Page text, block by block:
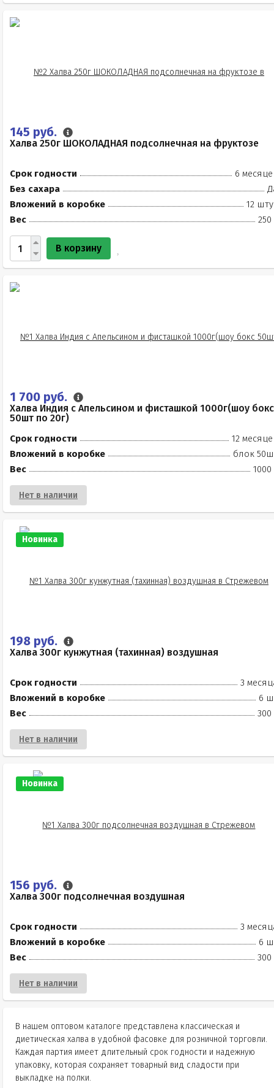
145 руб.
Халва 250г ШОКОЛАДНАЯ подсолнечная на фруктозе
Срок годности
6
Без сахара
Вложений в коробке
12
Вес
250
В корзину
1 700 руб.
Халва Индия с Апельсином и фисташкой 1000г(шоу бокс
50шт по 20г)
Срок годности
12
Вложений в коробке
блок
Вес
1000
Нет в наличии
Новинка
198 руб.
Халва 300г кунжутная (тахинная) воздушная
Срок годности
3
Вложений в коробке
6
Вес
300
Нет в наличии
Новинка
156 руб.
Халва 300г подсолнечная воздушная
Срок годности
3
Вложений в коробке
6
Вес
300
Нет в наличии
В нашем оптовом каталоге представлена классическая и
диетическая халва в удобной фасовке для розничной торговли.
Каждая партия имеет длительный срок годности и надежную
упаковку, которая сохраняет товарный вид сладости при
выкладке на полки.